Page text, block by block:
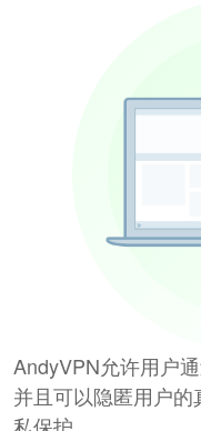
AndyVPN允许用户
并且可以隐匿用户